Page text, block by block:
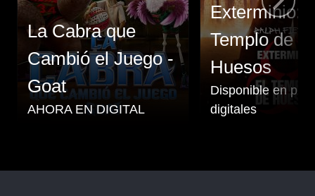
La Cabra que
Cambió el Juego -
Goat
AHORA EN DIGITAL
Exterminio:
Templo de
Huesos
Disponible en
digitales